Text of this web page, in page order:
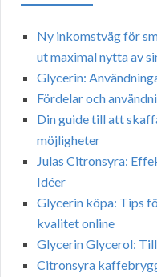
Ny inkomstväg för
ut maximal nytta av
Glycerin:
Fördelar och
Din guide till att
möjligheter
Julas Citronsyra:
Idéer
Glycerin köpa: Tips
kvalitet online
Glycerin Glycerol:
Citronsyra